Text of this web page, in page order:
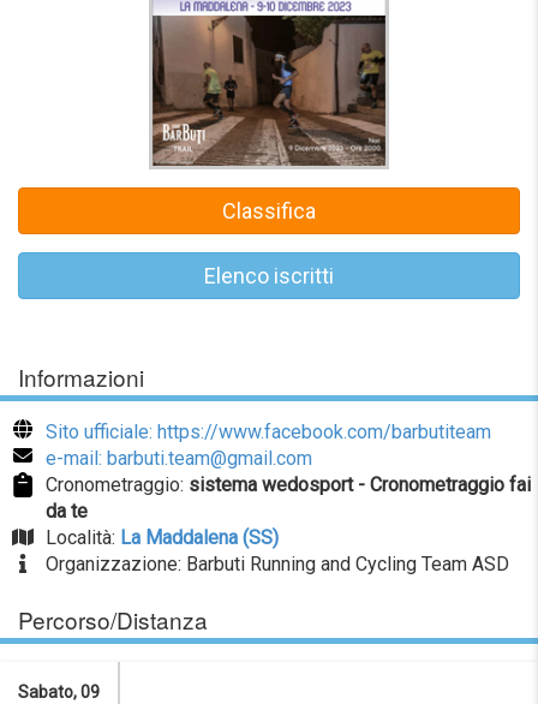
Informazioni
Sito ufficiale: https://www.facebook.com/barbutiteam
e-mail: barbuti.team@gmail.com
Cronometraggio: sistema wedosport - Cronometraggio fai
da te
Località: La Maddalena (SS)
Organizzazione: Barbuti Running and Cycling Team ASD
Percorso/Distanza
Sabato, 09
Classifica
Elenco iscritti